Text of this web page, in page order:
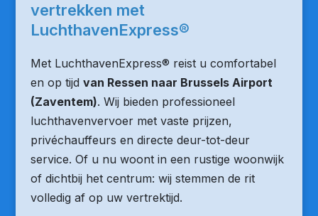
vertrekken met
LuchthavenExpress®
Met LuchthavenExpress® reist u comfortabel
en op tijd van Ressen naar Brussels Airport
(Zaventem). Wij bieden professioneel
luchthavenvervoer met vaste prijzen,
privéchauffeurs en directe deur-tot-deur
service. Of u nu woont in een rustige woonwijk
of dichtbij het centrum: wij stemmen de rit
volledig af op uw vertrektijd.